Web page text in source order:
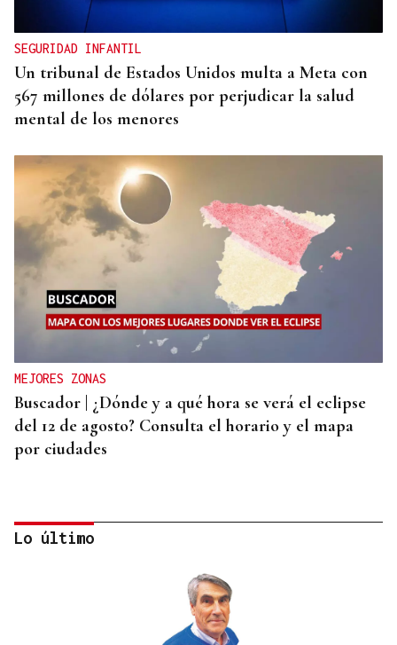
SEGURIDAD INFANTIL
Un tribunal de Estados Unidos multa a Meta con
567 millones de dólares por perjudicar la salud
mental de los menores
MEJORES ZONAS
Buscador | ¿Dónde y a qué hora se verá el eclipse
del 12 de agosto? Consulta el horario y el mapa
por ciudades
Lo último